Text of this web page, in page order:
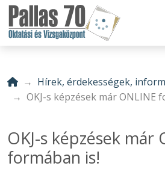
Hírek, érdekességek,
OKJ-s képzések már ONLINE
OKJ-s képzések már
formában is!